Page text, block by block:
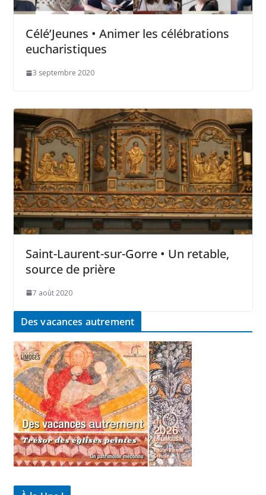
Célé’Jeunes • Animer les célébrations
eucharistiques
3 septembre 2020
Saint-Laurent-sur-Gorre • Un retable,
source de prière
7 août 2020
Des vacances autrement